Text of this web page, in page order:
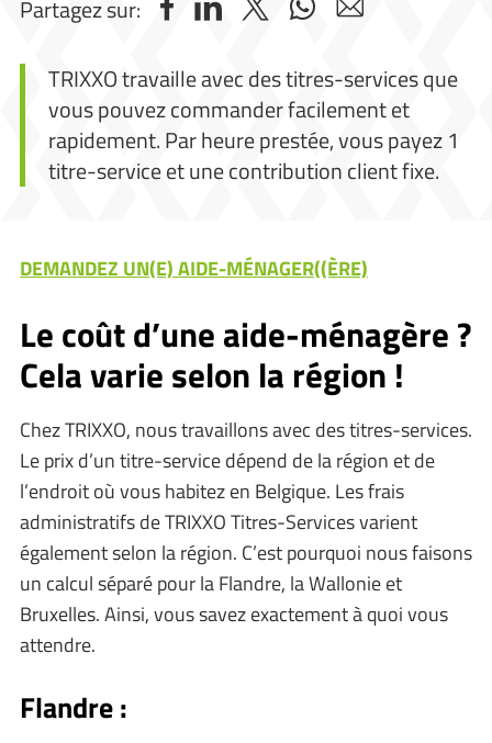
Partagez sur:
TRIXXO travaille avec des titres-services que
vous pouvez commander facilement et
rapidement. Par heure prestée, vous payez 1
titre-service et une contribution client fixe.
DEMANDEZ UN(E) AIDE-MÉNAGER((ÈRE)
Le coût d’une aide-ménagère ?
Cela varie selon la région !
Chez TRIXXO, nous travaillons avec des titres-services.
Le prix d’un titre-service dépend de la région et de
l’endroit où vous habitez en Belgique. Les frais
administratifs de TRIXXO Titres-Services varient
également selon la région. C’est pourquoi nous faisons
un calcul séparé pour la Flandre, la Wallonie et
Bruxelles. Ainsi, vous savez exactement à quoi vous
attendre.
Flandre :